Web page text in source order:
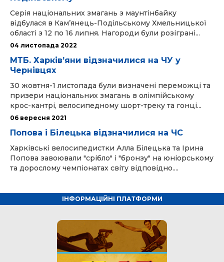
Серія національних змагань з маунтінбайку
відбулася в Кам’янець-Подільському Хмельницької
області з 12 по 16 липня. Нагороди були розіграні...
04 листопада 2022
МТБ. Харків’яни відзначилися на ЧУ у
Чернівцях
30 жовтня-1 листопада були визначені переможці та
призери національних змагань в олімпійському
крос-кантрі, велосипедному шорт-треку та гонці...
06 вересня 2021
Попова і Білецька відзначилися на ЧС
Харківські велосипедистки Алла Білецька та Ірина
Попова завоювали "срібло" і "бронзу" на юніорському
та дорослому чемпіонатах світу відповідно....
ІНФОРМАЦІЙНІ ПЛАТФОРМИ